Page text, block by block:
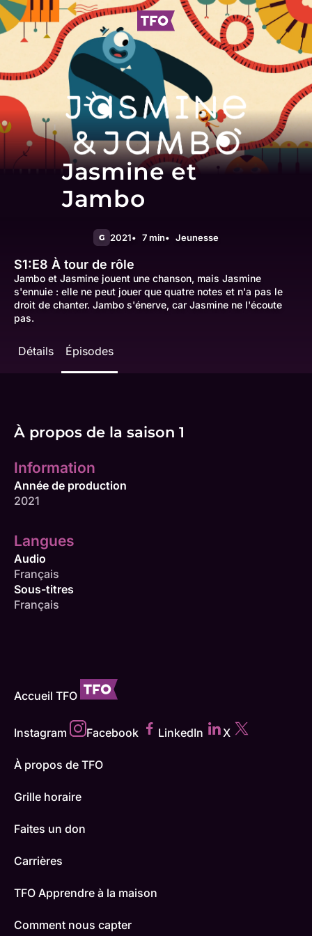
Jasmine et
Jambo
G 2021 7 min Jeunesse
S1:E8 À tour de rôle
Jambo et Jasmine jouent une chanson, mais Jasmine
s'ennuie : elle ne peut jouer que quatre notes et n'a pas le
droit de chanter. Jambo s'énerve, car Jasmine ne l'écoute
pas.
Détails Épisodes
À propos de la saison 1
Information
Année de production
2021
Langues
Audio
Français
Sous-titres
Français
Accueil TFO
Instagram Facebook LinkedIn X
À propos de TFO
Grille horaire
Faites un don
Carrières
TFO Apprendre à la maison
Comment nous capter